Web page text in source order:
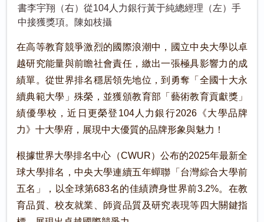
書李宇翔（右）從104人力銀行黃于純總經理（左）手
中接獲獎項。陳如枝攝
在高等教育競爭激烈的國際浪潮中，國立中央大學以卓
越研究能量與前瞻社會責任，繳出一張極具影響力的成
績單。從世界排名穩居領先地位，到勇奪「全國十大永
續典範大學」殊榮，並獲頒教育部「藝術教育貢獻獎」
績優學校，近日更榮登104人力銀行2026《大學品牌
力》十大學府，展現中大優質的品牌形象與魅力！
根據世界大學排名中心（CWUR）公布的2025年最新全
球大學排名，中央大學連續五年蟬聯「台灣綜合大學前
五名」，以全球第683名的佳績躋身世界前3.2%。在教
育品質、校友就業、師資品質及研究表現等四大關鍵指